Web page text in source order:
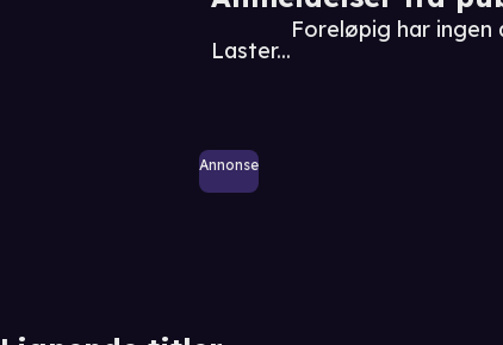
Laster...
Foreløpig har ingen
Annonse